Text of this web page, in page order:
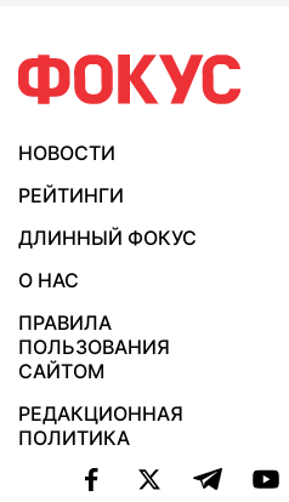
НОВОСТИ
РЕЙТИНГИ
ДЛИННЫЙ ФОКУС
О НАС
ПРАВИЛА
ПОЛЬЗОВАНИЯ
САЙТОМ
РЕДАКЦИОННАЯ
ПОЛИТИКА